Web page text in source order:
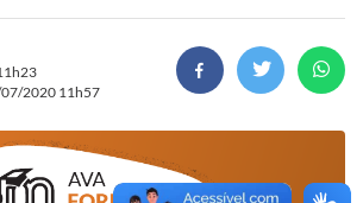
2020 11h57